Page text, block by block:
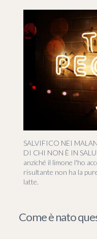
SALVIFICO NEI
DI CHI NON È IN
anziché il limone l'ho
risultante non ha la
latte.
Come è nato